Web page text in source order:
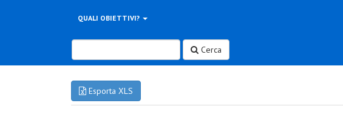
QUALI OBIETTIVI?
Cerca
Esporta XLS